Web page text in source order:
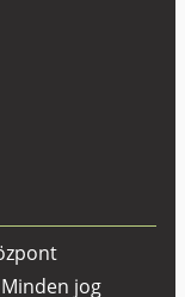
jog